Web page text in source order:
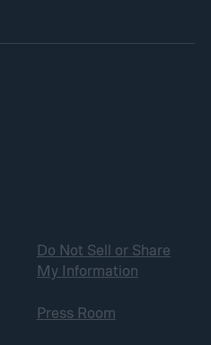
Do Not Sell or Share
My Information
Press Room